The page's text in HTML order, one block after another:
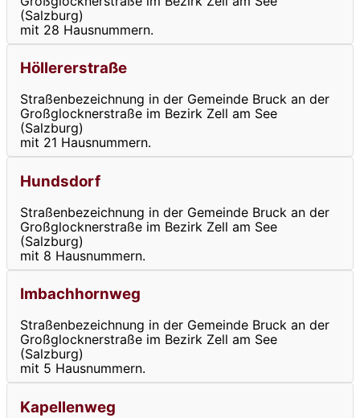
(Salzburg)
mit 28 Hausnummern.
Höllererstraße
Straßenbezeichnung in der Gemeinde Bruck an der
Großglocknerstraße im Bezirk Zell am See
(Salzburg)
mit 21 Hausnummern.
Hundsdorf
Straßenbezeichnung in der Gemeinde Bruck an der
Großglocknerstraße im Bezirk Zell am See
(Salzburg)
mit 8 Hausnummern.
Imbachhornweg
Straßenbezeichnung in der Gemeinde Bruck an der
Großglocknerstraße im Bezirk Zell am See
(Salzburg)
mit 5 Hausnummern.
Kapellenweg